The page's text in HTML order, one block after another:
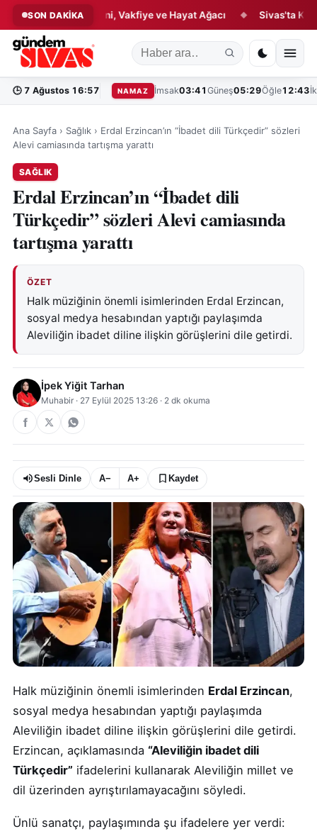
SON DAKİKA
Hikâyesi: Çini, Vakfiye ve Hayat Ağacı ◆ Sivas'ta Kültür ve
🕒 7 Ağustos 16:57 NAMAZ İmsak03:41 Güneş05:29Öğle12:43
Ana Sayfa › Sağlık › Erdal Erzincan’ın “İbadet dili Türkçedir” sözleri
Alevi camiasında tartışma yarattı
SAĞLIK
Erdal Erzincan’ın “İbadet dili
Türkçedir” sözleri Alevi camiasında
tartışma yarattı
ÖZET
Halk müziğinin önemli isimlerinden Erdal Erzincan,
sosyal medya hesabından yaptığı paylaşımda
Aleviliğin ibadet diline ilişkin görüşlerini dile getirdi.
İpek Yiğit Tarhan
Muhabir · 27 Eylül 2025 13:26 · 2 dk okuma
Sesli Dinle A− A+ Kaydet
Halk müziğinin önemli isimlerinden Erdal Erzincan,
sosyal medya hesabından yaptığı paylaşımda
Aleviliğin ibadet diline ilişkin görüşlerini dile getirdi.
Erzincan, açıklamasında “Aleviliğin ibadet dili
Türkçedir” ifadelerini kullanarak Aleviliğin millet ve
dil üzerinden ayrıştırılamayacağını söyledi.
Ünlü sanatçı, paylaşımında şu ifadelere yer verdi: